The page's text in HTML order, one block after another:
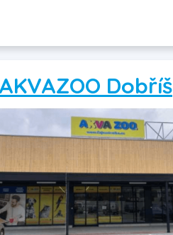
AKVAZOO Dobříš